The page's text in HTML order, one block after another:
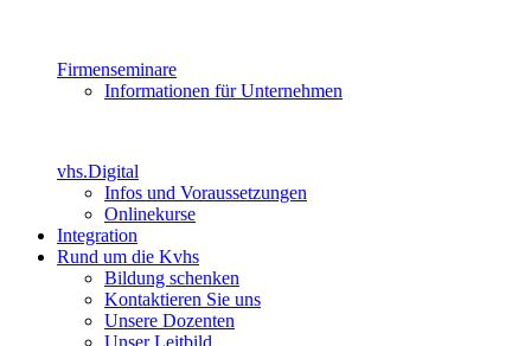
Firmenseminare
Informationen für Unternehmen
vhs.Digital
Infos und Voraussetzungen
Onlinekurse
Integration
Rund um die Kvhs
Bildung schenken
Kontaktieren Sie uns
Unsere Dozenten
Unser Leitbild